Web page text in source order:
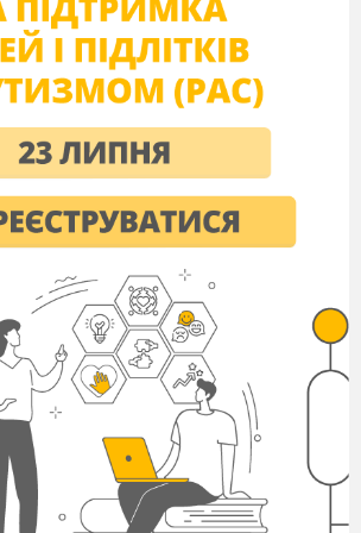
метод евристичної бесіди,
з елементами аналіз,
вправа з ключем,
прийом
індивідуалізації навчання, слово
ігровий момент (казка),
мозкова атака, інтерактивна
підручник, картки, схеми,
УРОКУ
момент
опорних знань учнів
опитування
уроці ми говорили про
науки «Морфологію», про
які в ній вивчаються.Тому зараз